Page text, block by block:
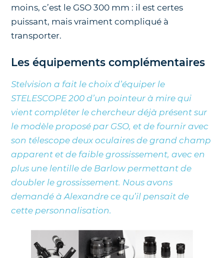
moins, c’est le GSO 300 mm : il est certes
puissant, mais vraiment compliqué à
transporter.
Les équipements complémentaires
Stelvision a fait le choix d’équiper le
STELESCOPE 200 d’un pointeur à mire qui
vient compléter le chercheur déjà présent sur
le modèle proposé par GSO, et de fournir avec
son télescope deux oculaires de grand champ
apparent et de faible grossissement, avec en
plus une lentille de Barlow permettant de
doubler le grossissement. Nous avons
demandé à Alexandre ce qu’il pensait de
cette personnalisation.